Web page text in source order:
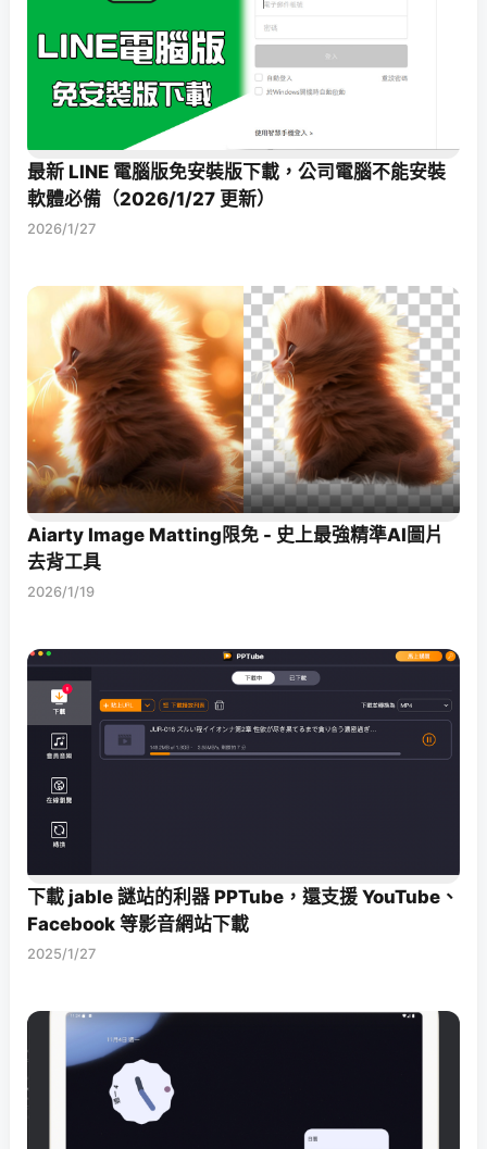
最新 LINE 電腦版免安裝版下載，公司電腦不能安裝
軟體必備（2026/1/27 更新）
2026/1/27
Aiarty Image Matting限免 - 史上最強精準AI圖片
去背工具
2026/1/19
下載 jable 謎站的利器 PPTube，還支援 YouTube、
Facebook 等影音網站下載
2025/1/27